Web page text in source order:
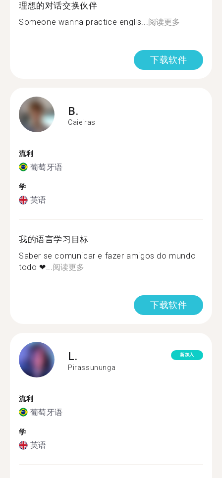
理想的对话交换伙伴
Someone wanna practice englis...阅读更多
下载软件
B.
Caieiras
流利
葡萄牙语
学
英语
我的语言学习目标
Saber se comunicar e fazer amigos do mundo
todo ❤...阅读更多
下载软件
L.
Pirassununga
新加入
流利
葡萄牙语
学
英语